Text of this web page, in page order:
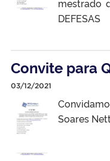
mestrado
DEFESAS
Convite para
03/12/2021
Soares